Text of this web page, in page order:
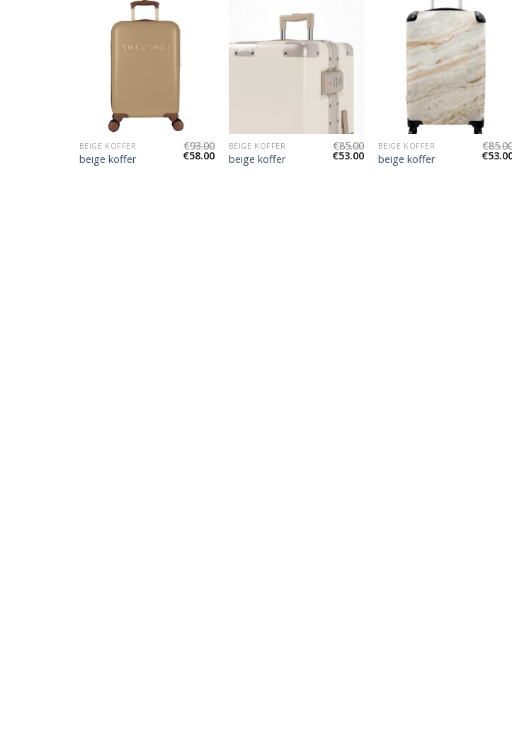
BEIGE KOFFER
beige koffer
€93.00
€58.00
BEIGE KOFFER
beige koffer
€85.00
€53.00
BEIGE KOFFER
beige koffer
€
€